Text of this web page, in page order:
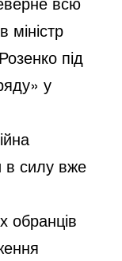
міністр
під
у
в силу вже
обранців